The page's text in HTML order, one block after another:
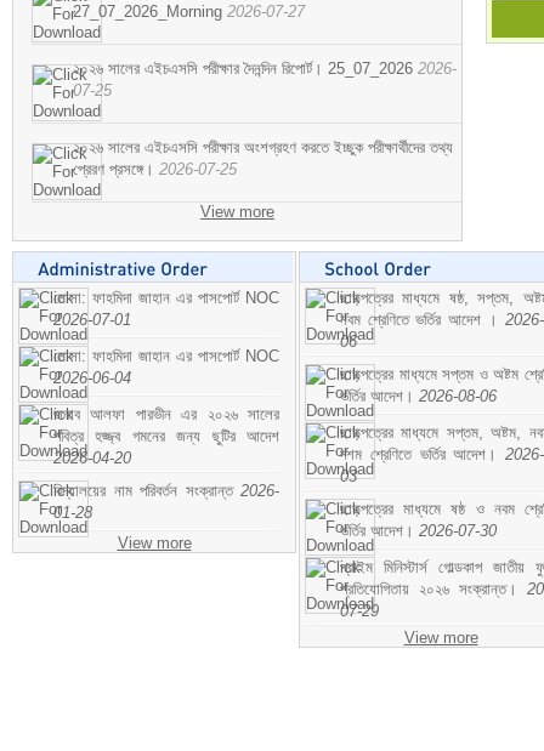
27_07_2026_Morning 2026-07-27
২০২৬ সালের এইচএসসি পরীক্ষার দৈনন্দিন রিপোর্ট। 25_07_2026 2026-
07-25
২০২৬ সালের এইচএসসি পরীক্ষার অংশগ্রহণ করতে ইচ্ছুক পরীক্ষার্থীদের তথ্য
প্রেরণ প্রসঙ্গে। 2026-07-25
View more
মোসা: ফাহমিদা জাহান এর পাসপোর্ট NOC
2026-07-01
মোসা: ফাহমিদা জাহান এর পাসপোর্ট NOC
2026-06-04
জনাব আলফা পারভীন এর ২০২৬ সালের
পবিত্র হজ্জ্ব গমনের জন্য ছুটির আদেশ
2026-04-20
বিদ্যালয়ের নাম পরিবর্তন সংক্রান্ত 2026-
01-28
View more
ছাড়পত্রের মাধ্যমে ষষ্ঠ, সপ্তম,
নবম শ্রেণিতে ভর্তির আদেশ ।
06
ছাড়পত্রের মাধ্যমে সপ্তম ও অষ্টম
ভর্তির আদেশ। 2026-08-06
ছাড়পত্রের মাধ্যমে সপ্তম, অষ্টম,
দশম শ্রেণিতে ভর্তির আদেশ।
03
ছাড়পত্রের মাধ্যমে ষষ্ঠ ও নবম
ভর্তির আদেশ। 2026-07-30
প্রাইম মিনিস্টার্স গোল্ডকাপ জাতীয়
প্রতিযোগিতায় ২০২৬ সংক্রান্ত।
07-29
View more